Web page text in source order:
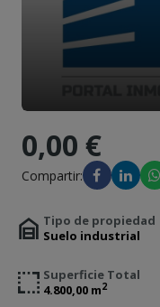
0,00 €
Compartir:
Tipo de propiedad
Suelo industrial
Superficie Total
4.800,00 m2